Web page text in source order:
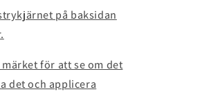
på baksidan
för att se om det
det och applicera